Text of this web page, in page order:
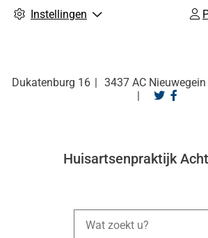
Instellingen
Dukatenburg 16 3437 AC Nieuwegein
Bezoek
Huisartsenpraktijk